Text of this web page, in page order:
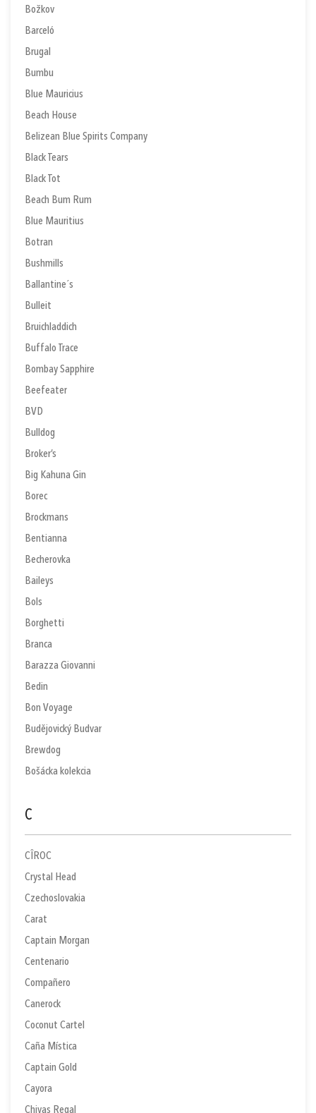
Božkov
Barceló
Brugal
Bumbu
Blue Mauricius
Beach House
Belizean Blue Spirits Company
Black Tears
Black Tot
Beach Bum Rum
Blue Mauritius
Botran
Bushmills
Ballantine´s
Bulleit
Bruichladdich
Buffalo Trace
Bombay Sapphire
Beefeater
BVD
Bulldog
Broker’s
Big Kahuna Gin
Borec
Brockmans
Bentianna
Becherovka
Baileys
Bols
Borghetti
Branca
Barazza Giovanni
Bedin
Bon Voyage
Budějovický Budvar
Brewdog
Bošácka kolekcia
C
CÎROC
Crystal Head
Czechoslovakia
Carat
Captain Morgan
Centenario
Compañero
Canerock
Coconut Cartel
Caña Mística
Captain Gold
Cayora
Chivas Regal